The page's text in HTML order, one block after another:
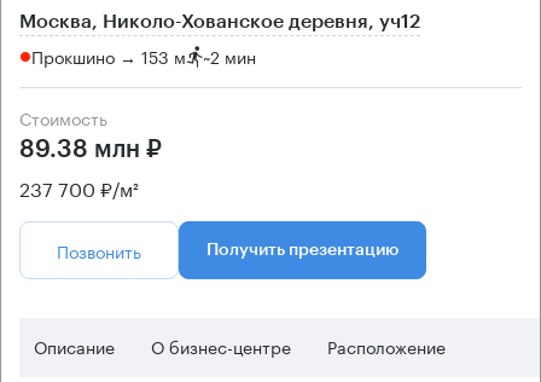
Москва, Николо-Хованское деревня, уч12
Прокшино → 153 м ~2 мин
Стоимость
89.38 млн ₽
237 700 ₽/м²
Позвонить Получить презентацию
Описание О бизнес-центре Расположение